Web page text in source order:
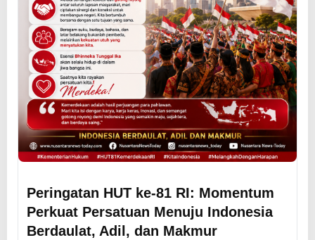
Peringatan HUT ke-81 RI: Momentum
Perkuat Persatuan Menuju Indonesia
Berdaulat, Adil, dan Makmur